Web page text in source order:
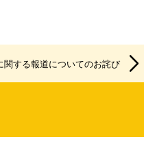
関する報道についてのお詫び